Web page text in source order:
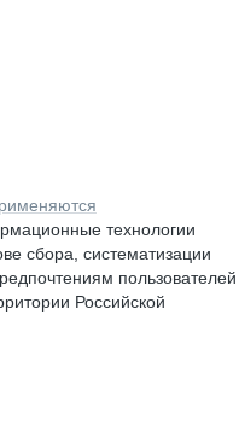
технологии
сбора, систематизации
пользователей
Российской